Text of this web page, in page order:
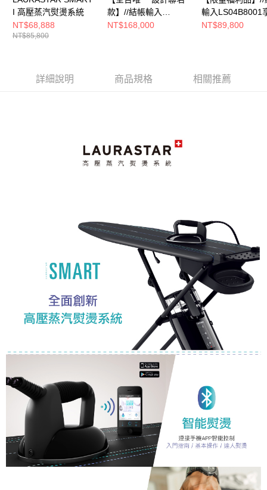
I 高壓蒸汽熨燙系統
NT$68,888
NT$85,800
款】//結帳輸入
LS3B8001享折
聯名款
NT$168,000
輸入LS04B8001
折//LAURASTAR
NT$89,800
詳細說明 商品規格 相關推薦